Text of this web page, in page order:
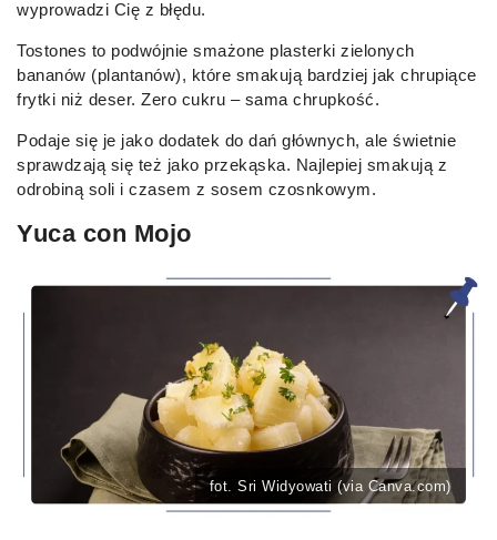
wyprowadzi Cię z błędu.
Tostones to podwójnie smażone plasterki zielonych
bananów (plantanów), które smakują bardziej jak chrupiące
frytki niż deser. Zero cukru – sama chrupkość.
Podaje się je jako dodatek do dań głównych, ale świetnie
sprawdzają się też jako przekąska. Najlepiej smakują z
odrobiną soli i czasem z sosem czosnkowym.
Yuca con Mojo
fot. Sri Widyowati (via Canva.com)